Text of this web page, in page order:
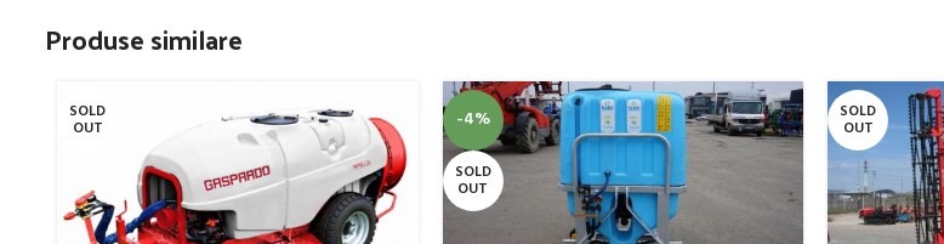
Produse similare
SOLD
OUT -4%
SOLD
OUT
SOLD
OUT